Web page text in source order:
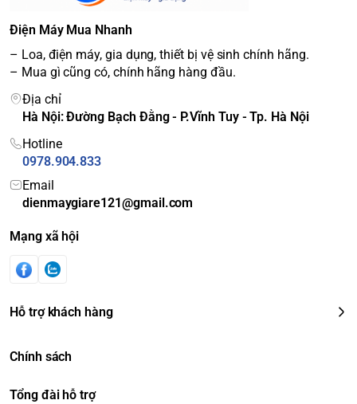
Điện Máy Mua Nhanh
– Loa, điện máy, gia dụng, thiết bị vệ sinh chính hãng.
– Mua gì cũng có, chính hãng hàng đầu.
Địa chỉ
Hà Nội: Đường Bạch Đằng - P.Vĩnh Tuy - Tp. Hà Nội
Hotline
0978.904.833
Email
dienmaygiare121@gmail.com
Mạng xã hội
Hỗ trợ khách hàng
Chính sách
Tổng đài hỗ trợ